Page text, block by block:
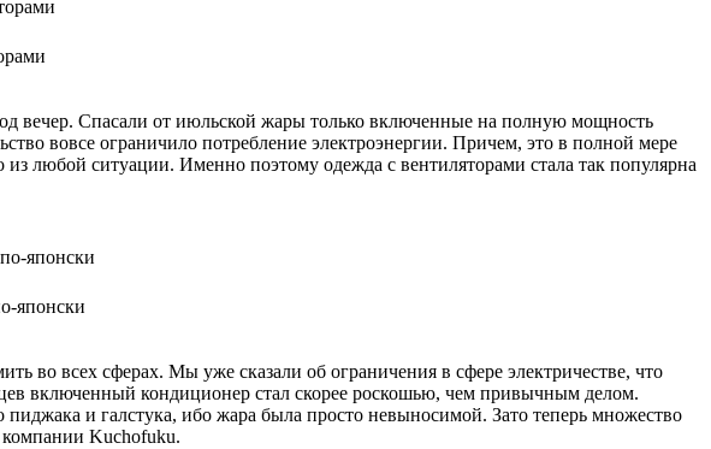
вечер. Спасали от июльской жары только включенные на полную мощность
вовсе ограничило потребление электроэнергии. Причем, это в полной мере
любой ситуации. Именно поэтому одежда с вентиляторами стала так популярна
японски
во всех сферах. Мы уже сказали об ограничения в сфере электричестве, что
включенный кондиционер стал скорее роскошью, чем привычным делом.
и галстука, ибо жара была просто невыносимой. Зато теперь множество
компании Kuchofuku.